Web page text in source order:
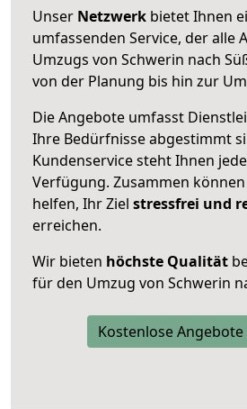
Unser Netzwerk bietet Ihnen
umfassenden Service, der alle
Umzugs von Schwerin nach
von der Planung bis hin zur
Die Angebote umfasst
Ihre Bedürfnisse abgestimmt
Kundenservice steht Ihnen
Verfügung. Zusammen
helfen, Ihr Ziel stressfrei und
erreichen.
Wir bieten höchste Qualität
für den Umzug von Schwerin
Kostenlose